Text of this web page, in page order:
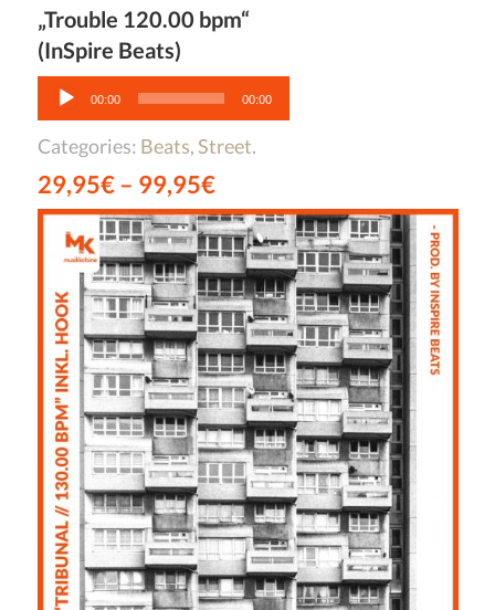
„Trouble 120.00 bpm“
(InSpire Beats)
Audio-
Player
00:00 00:00
Categories: Beats,Street.
29,95€– 99,95€